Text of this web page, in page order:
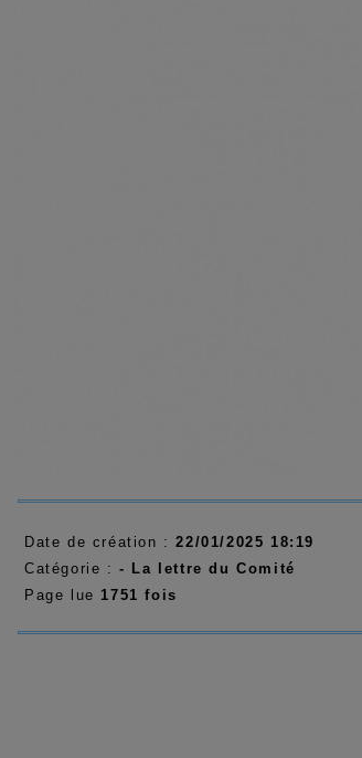
Date de création :22/01/2025 18:19
Catégorie :- La lettre du Comité
Page lue1751 fois